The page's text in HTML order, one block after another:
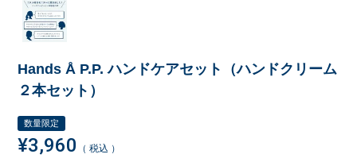
Hands Å P.P. ハンドケアセット（ハンドクリーム
２本セット）
数量限定
¥3,960 税込